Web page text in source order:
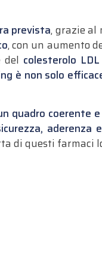
prevista, grazie al
, con un aumento
del colesterolo LDL
è non solo
quadro
aderenza
di questi farmaci